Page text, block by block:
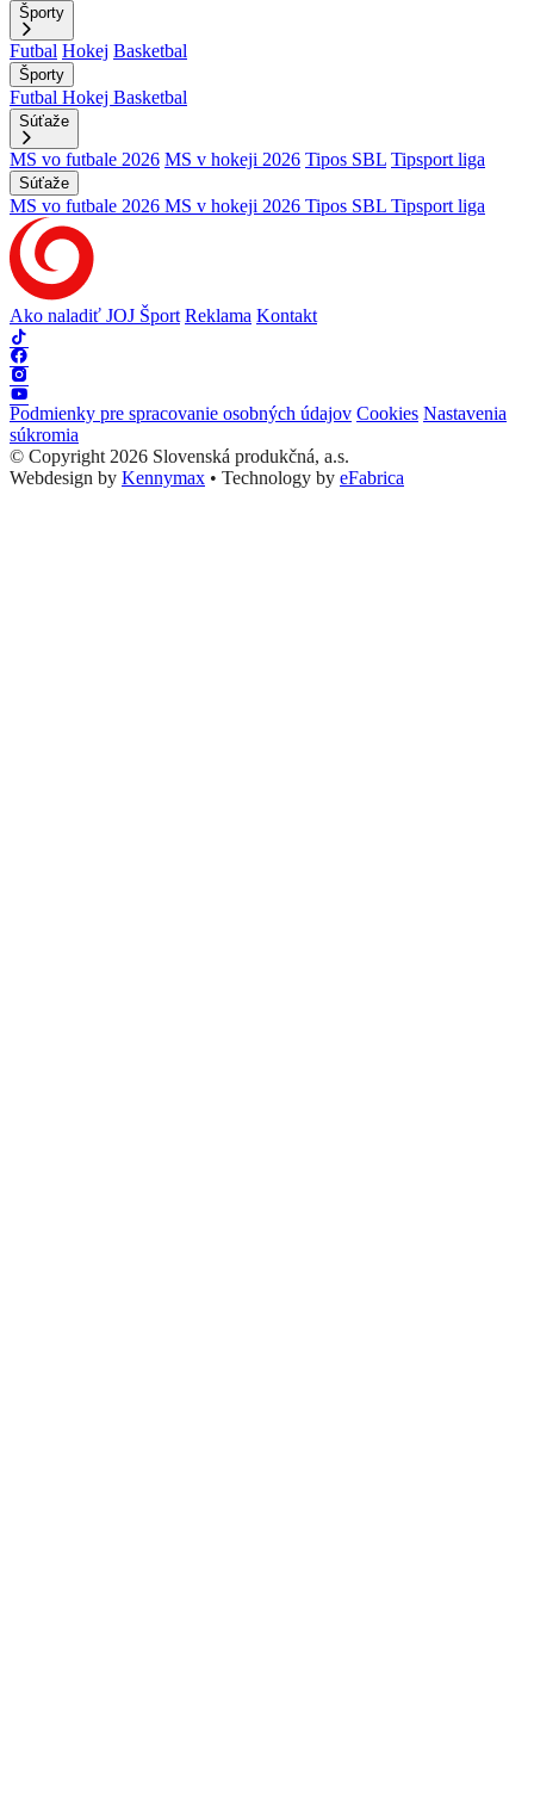
Športy
Futbal Hokej Basketbal
Športy
Futbal Hokej Basketbal
Súťaže
MS vo futbale 2026 MS v hokeji 2026 Tipos SBL Tipsport liga
Súťaže
MS vo futbale 2026 MS v hokeji 2026 Tipos SBL Tipsport liga
Ako naladiť JOJ Šport Reklama Kontakt
Podmienky pre spracovanie osobných údajov Cookies Nastavenia
súkromia
© Copyright 2026 Slovenská produkčná, a.s.
Webdesign by Kennymax • Technology by eFabrica